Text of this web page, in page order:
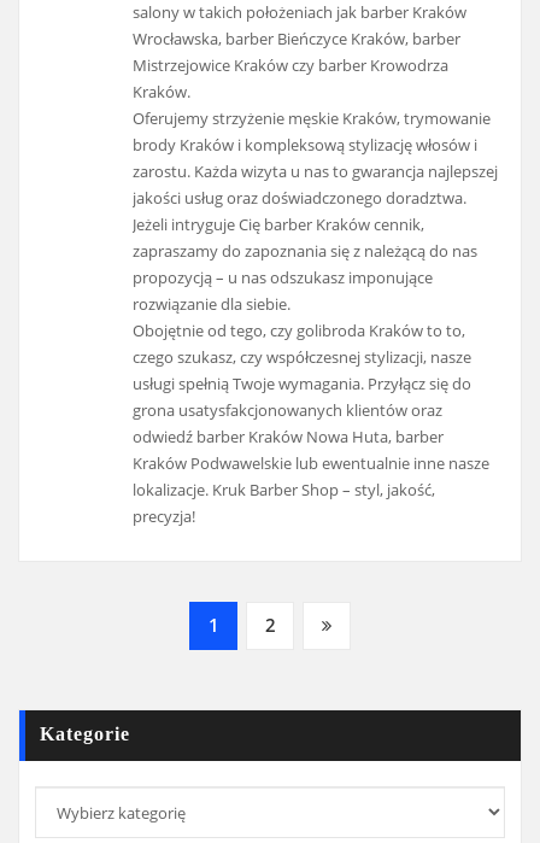
salony w takich położeniach jak barber Kraków
Wrocławska, barber Bieńczyce Kraków, barber
Mistrzejowice Kraków czy barber Krowodrza
Kraków.
Oferujemy strzyżenie męskie Kraków, trymowanie
brody Kraków i kompleksową stylizację włosów i
zarostu. Każda wizyta u nas to gwarancja najlepszej
jakości usług oraz doświadczonego doradztwa.
Jeżeli intryguje Cię barber Kraków cennik,
zapraszamy do zapoznania się z należącą do nas
propozycją – u nas odszukasz imponujące
rozwiązanie dla siebie.
Obojętnie od tego, czy golibroda Kraków to to,
czego szukasz, czy współczesnej stylizacji, nasze
usługi spełnią Twoje wymagania. Przyłącz się do
grona usatysfakcjonowanych klientów oraz
odwiedź barber Kraków Nowa Huta, barber
Kraków Podwawelskie lub ewentualnie inne nasze
lokalizacje. Kruk Barber Shop – styl, jakość,
precyzja!
Nawigacja
wpisach
1 2
Kategorie